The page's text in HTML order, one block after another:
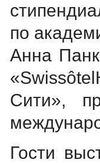
по
Анна
Сити»,
Гости